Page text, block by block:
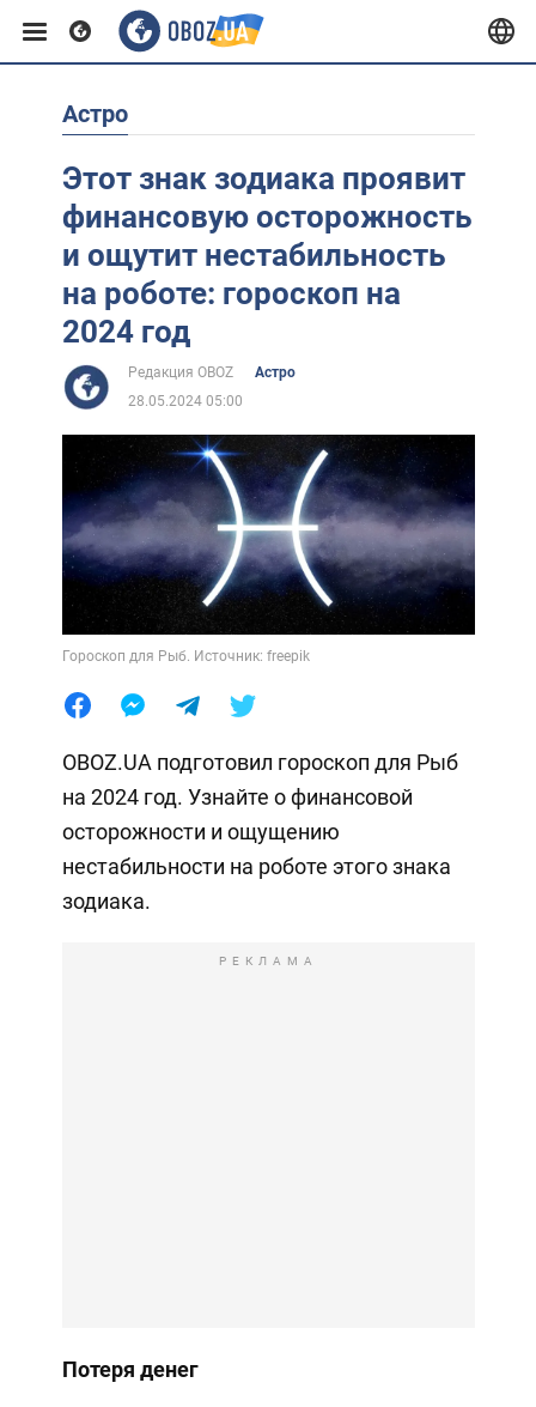
Европа
США
Азия
Африка
Жизнь
Лайфхаки
Астро
Этот знак зодиака проявит
финансовую осторожность
и ощутит нестабильность
на роботе: гороскоп на
2024 год
Редакция OBOZ
Астро
28.05.2024 05:00
Гороскоп для Рыб. Источник: freepik
OBOZ.UA подготовил гороскоп для Рыб
на 2024 год. Узнайте о финансовой
осторожности и ощущению
нестабильности на роботе этого знака
зодиака.
РЕКЛАМА
Потеря денег